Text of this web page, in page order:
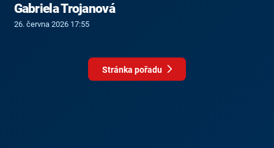
Gabriela Trojanová
26. června 2026 17:55
Stránka pořadu